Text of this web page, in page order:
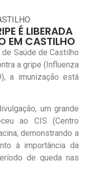
É LIBERADA
EM CASTILHO
Saúde de Castilho
a gripe (Influenza
a imunização está
um grande
ao CIS (Centro
demonstrando a
à importância da
de queda nas